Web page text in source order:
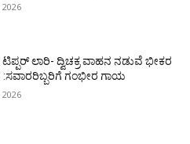
ಟಿಪ್ಪರ್ ಲಾರಿ- ದ್ವಿಚಕ್ರ ವಾಹನ ನಡುವೆ ಭೀಕರ
ಗಂಭೀರ ಗಾಯ